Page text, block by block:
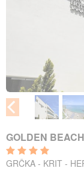
GOLDEN BEACH
GRČKA - KRIT -